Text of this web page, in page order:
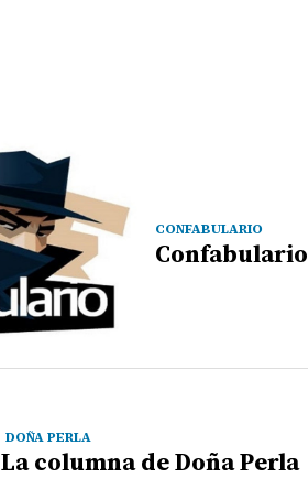
CONFABULARIO
Confabulario
DOÑA PERLA
La columna de Doña Perla